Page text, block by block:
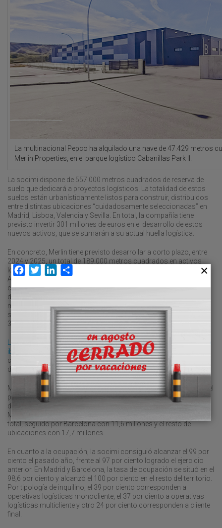
La multinacional Pepco ha alquilado una nave de 47.429 metros
Merlin Properties, en el parque logístico Cabanillas Park II.
La socimi dispone de 557.000 metros cuadrados de reserva de
suelo que dedicará a proyectos logísticos. La totalidad de estos
suelos están urbanísticamente listos para construir, distribuidos
entre distintas ubicaciones “cuidadosamente seleccionadas” en
Madrid, Lisboa, Valencia y Sevilla. En total, la compañía tiene
previsto invertir 301 millones de euros en el desarrollo de estos
nuevos activos, que se sumarán a su actual huella logística.
En concreto, Merlin tiene previsto desarrollar a corto plazo, entre
2024 y 2025, un total de 189.000 metros cuadrados en activos
logísticos, que supondrán una inversión de 78 millones de euros.
A su vez, en el medio plazo, en los ejercicios 2026 y 2027, la
compañía tiene previsto ejecutar otros 98.000 metros cuadrados
de instalaciones logísticas, que representarán una inversión de 61
millones de euros. Finalmente, a largo plazo la inversión prevista
se eleva a 162 millones de euros para desarrollar los restantes
318.000 metros cuadrados en activos logísticos.
La socimi lidera ampliamente el mercado logístico en la península
ibérica
, según el citado informe. Esos 2,8 millones de metros
cuadrados de
stockle permiten prácticamente duplicar el porfolio
de sus inmediatos seguidores en el mercado.
Merlin Properties obtuvo unas rentas de 80,27 millones de euros el
pasado año en su división de logística, frente a los 73,56 millones
del ejercicio anterior. El desglose de estas rentas posiciona a
Madrid y su área de influencia con 51 millones de euros de ese
total, seguido por Barcelona con 11,6 millones y el resto de
ubicaciones con 17,7 millones.
En cuanto a la ocupación, la socimi consiguió alcanzar el 99 por
ciento el pasado año, frente al 97 por ciento logrado el ejercicio
anterior. En Madrid y Barcelona, la tasa de ocupación se situó en el
98,6 por ciento y alcanzó el 100 por ciento en el resto del territorio.
Por tipología de inquilino, el 39 por ciento corresponden a
operativas logísticas monocliente, el 37 por ciento a operativas
logísticas multicliente y otro 24 por ciento corresponden a cliente
final.
Facebook
TwitterLinkedIn